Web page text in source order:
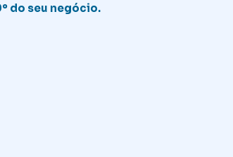
do seu negócio.